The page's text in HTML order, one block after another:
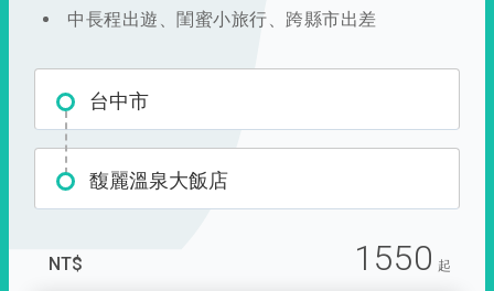
中長程出遊、閨蜜小旅行、跨縣市出差
台中市
馥麗溫泉大飯店
NT$ 1550 起